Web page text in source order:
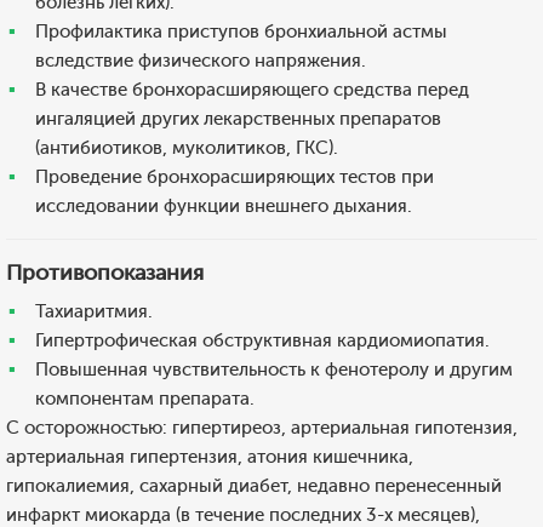
Профилактика приступов бронхиальной астмы
вследствие физического напряжения.
В качестве бронхорасширяющего средства перед
ингаляцией других лекарственных препаратов
(антибиотиков, муколитиков, ГКС).
Проведение бронхорасширяющих тестов при
исследовании функции внешнего дыхания.
Противопоказания
Тахиаритмия.
Гипертрофическая обструктивная кардиомиопатия.
Повышенная чувствительность к фенотеролу и другим
компонентам препарата.
С осторожностью: гипертиреоз, артериальная гипотензия,
артериальная гипертензия, атония кишечника,
гипокалиемия, сахарный диабет, недавно перенесенный
инфаркт миокарда (в течение последних 3-х месяцев),